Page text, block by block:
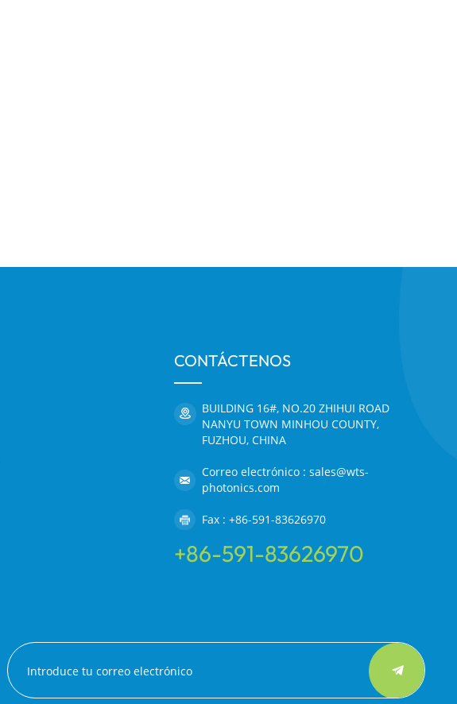
CONTÁCTENOS
BUILDING 16#, NO.20 ZHIHUI ROAD
NANYU TOWN MINHOU COUNTY,
FUZHOU, CHINA
Correo electrónico : sales@wts-
photonics.com
Fax : +86-591-83626970
+86-591-83626970